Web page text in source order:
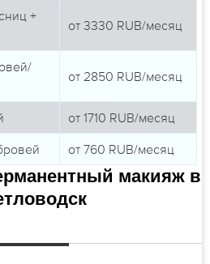
+
от 3330 RUB/месяц
от 2850 RUB/месяц
от 1710 RUB/месяц
от 760 RUB/месяц
макияж в